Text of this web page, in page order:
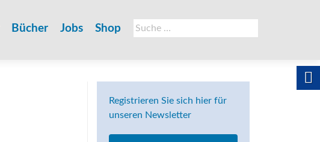
Suche
nach:
Bücher Jobs Shop
Registrieren Sie sich hier für
unseren Newsletter